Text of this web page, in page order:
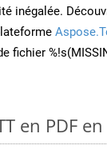
inégalée.
fichier
en PDF